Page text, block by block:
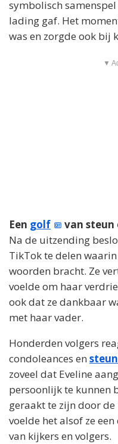
symbolisch
lading gaf. Het
was en zorgde ook bij
▼
Een golf
van steun
Na de uitzending
TikTok te delen
woorden bracht. Ze
voelde om haar
ook dat ze dankbaar
met haar vader.
Honderden volgers
condoleances en
zoveel dat Eveline
persoonlijk te kunnen
geraakt te zijn door
voelde het alsof ze
van kijkers en volgers.